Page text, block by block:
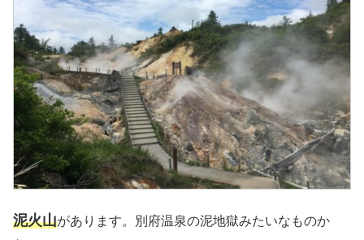
泥火山があります。別府温泉の泥地獄みたいなものか